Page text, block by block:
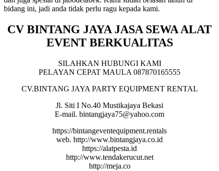
bidang ini, jadi anda tidak perlu ragu kepada kami.
CV BINTANG JAYA JASA SEWA ALAT
EVENT BERKUALITAS
SILAHKAN HUBUNGI KAMI
PELAYAN CEPAT MAULA 087870165555
CV.BINTANG JAYA PARTY EQUIPMENT RENTAL
Jl. Siti I No.40 Mustikajaya Bekasi
E-mail. bintangjaya75@yahoo.com
https://bintangeventequipment.rentals
web. http://www.bintangjaya.co.id
https://alatpesta.id
http://www.tendakerucut.net
http://meja.co